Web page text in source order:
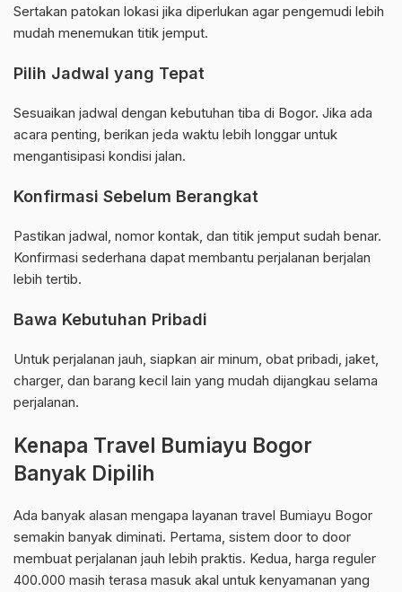
Sertakan patokan lokasi jika diperlukan agar pengemudi lebih
mudah menemukan titik jemput.
Pilih Jadwal yang Tepat
Sesuaikan jadwal dengan kebutuhan tiba di Bogor. Jika ada
acara penting, berikan jeda waktu lebih longgar untuk
mengantisipasi kondisi jalan.
Konfirmasi Sebelum Berangkat
Pastikan jadwal, nomor kontak, dan titik jemput sudah benar.
Konfirmasi sederhana dapat membantu perjalanan berjalan
lebih tertib.
Bawa Kebutuhan Pribadi
Untuk perjalanan jauh, siapkan air minum, obat pribadi, jaket,
charger, dan barang kecil lain yang mudah dijangkau selama
perjalanan.
Kenapa Travel Bumiayu Bogor
Banyak Dipilih
Ada banyak alasan mengapa layanan travel Bumiayu Bogor
semakin banyak diminati. Pertama, sistem door to door
membuat perjalanan jauh lebih praktis. Kedua, harga reguler
400.000 masih terasa masuk akal untuk kenyamanan yang